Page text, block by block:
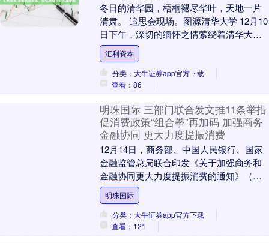
冬日的清华园，梧桐褪尽华叶，天地一片
清肃。 追思会现场。图源清华大学 12月10
日下午，深切的缅怀之情萦绕着清华大学
主楼接待厅，诺贝尔物理学奖获得者，中
国科学院....
汇利资本
分类：大牛证券app官方下载
查看：86
明珠国际 三部门联合发文推11条举措
促消费政策“组合拳”再加码 加强商务
金融协同 更大力度提振消费
12月14日，商务部、中国人民银行、国家
金融监管总局联合印发《关于加强商务和
金融协同更大力度提振消费的通知》（下
称《通知》），围绕商品消费、服务消
费、新型消费、....
明珠国际
分类：大牛证券app官方下载
查看：121